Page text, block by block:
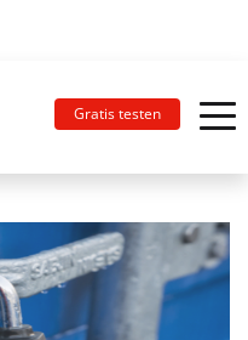
Gratis testen